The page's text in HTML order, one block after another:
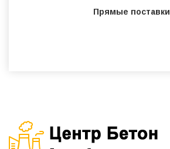
Прямые поставки